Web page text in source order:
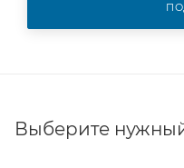
Выберите